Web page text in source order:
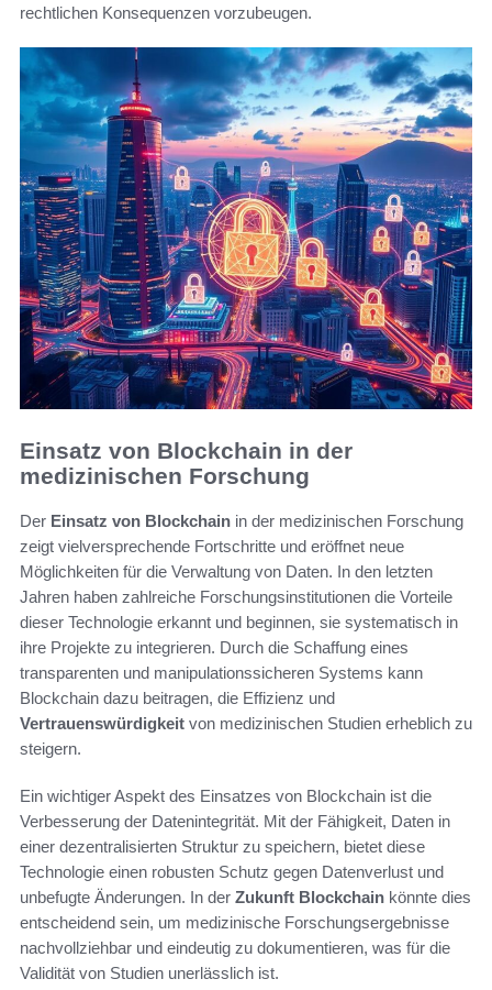
rechtlichen Konsequenzen vorzubeugen.
Einsatz von Blockchain in der
medizinischen Forschung
Der Einsatz von Blockchain in der medizinischen Forschung
zeigt vielversprechende Fortschritte und eröffnet neue
Möglichkeiten für die Verwaltung von Daten. In den letzten
Jahren haben zahlreiche Forschungsinstitutionen die Vorteile
dieser Technologie erkannt und beginnen, sie systematisch in
ihre Projekte zu integrieren. Durch die Schaffung eines
transparenten und manipulationssicheren Systems kann
Blockchain dazu beitragen, die Effizienz und
Vertrauenswürdigkeit von medizinischen Studien erheblich zu
steigern.
Ein wichtiger Aspekt des Einsatzes von Blockchain ist die
Verbesserung der Datenintegrität. Mit der Fähigkeit, Daten in
einer dezentralisierten Struktur zu speichern, bietet diese
Technologie einen robusten Schutz gegen Datenverlust und
unbefugte Änderungen. In der Zukunft Blockchain könnte dies
entscheidend sein, um medizinische Forschungsergebnisse
nachvollziehbar und eindeutig zu dokumentieren, was für die
Validität von Studien unerlässlich ist.